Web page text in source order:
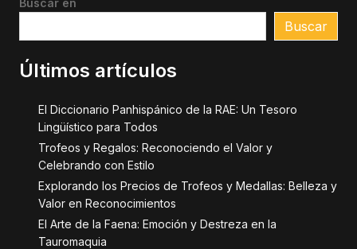
Buscar en
Buscar
Últimos artículos
El Diccionario Panhispánico de la RAE: Un Tesoro
Lingüístico para Todos
Trofeos y Regalos: Reconociendo el Valor y
Celebrando con Estilo
Explorando los Precios de Trofeos y Medallas: Belleza y
Valor en Reconocimientos
El Arte de la Faena: Emoción y Destreza en la
Tauromaquia